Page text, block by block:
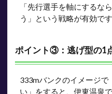
「先行選手を軸にするな
う」という戦略が有効です
ポイント③：逃げ型の1
333mバンクのイメージ
い」をすると、伊東温泉